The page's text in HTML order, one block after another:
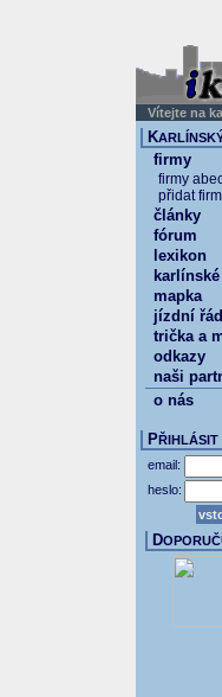
Vítejte na
K
firmy
firmy
přidat
články
fórum
lexikon
mapka
jízdní
trička a
odkazy
naši
o nás
PŘIHLÁSIT
email:
heslo:
D